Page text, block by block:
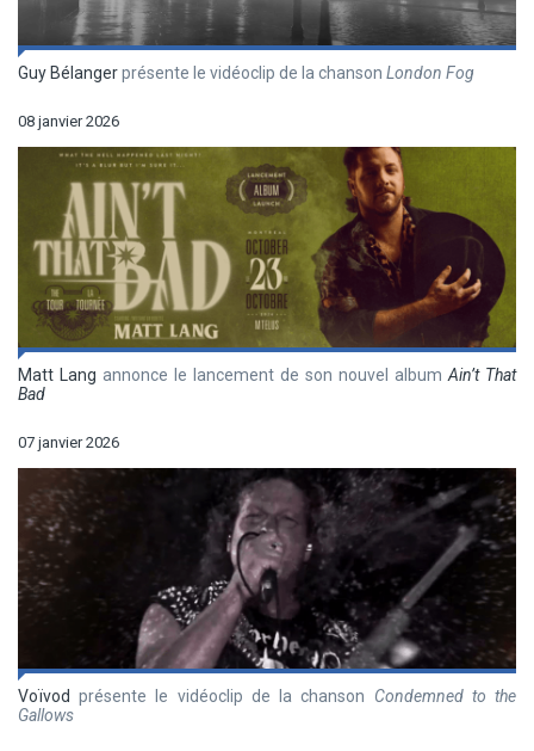
Guy Bélangerprésente le vidéoclip de la chanson London Fog
08 janvier 2026
Matt Lang annonce le lancement de son nouvel album Ain’t That
Bad
07 janvier 2026
Voïvod présente le vidéoclip de la chanson Condemned to the
Gallows